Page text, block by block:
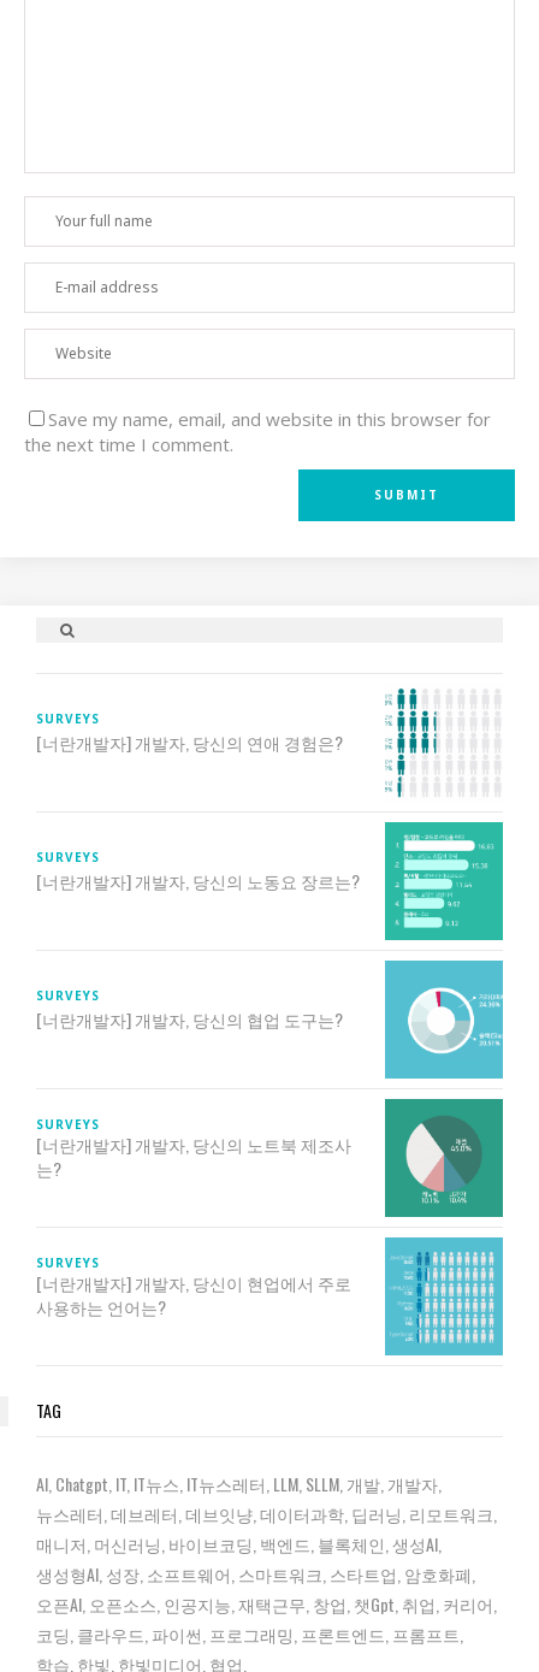
Save my name, email, and website in this browser for
the next time I comment.
SURVEYS
[너란개발자] 개발자, 당신의 연애 경험은?
SURVEYS
[너란개발자] 개발자, 당신의 노동요 장르는?
SURVEYS
[너란개발자] 개발자, 당신의 협업 도구는?
SURVEYS
[너란개발자] 개발자, 당신의 노트북 제조사
는?
SURVEYS
[너란개발자] 개발자, 당신이 현업에서 주로
사용하는 언어는?
TAG
AI Chatgpt IT IT뉴스 IT뉴스레터 LLM SLLM 개발 개발자
뉴스레터 데브레터 데브잇냥 데이터과학 딥러닝 리모트워크
매니저 머신러닝 바이브코딩 백엔드 블록체인 생성AI
생성형AI 성장 소프트웨어 스마트워크 스타트업 암호화폐
오픈AI 오픈소스 인공지능 재택근무 창업 챗gpt 취업 커리어
코딩 클라우드 파이썬 프로그래밍 프론트엔드 프롬프트
학습 한빛 한빛미디어 협업